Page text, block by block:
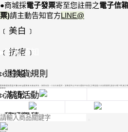
●商城採電子發票寄至您註冊之電子信箱
票)請主動告知官方LINE@
﹝美白﹞
﹝抗痘﹞
﹝修復﹞
﹝抗敏﹞
﹝面膜﹞
▸流程須知
▸如何付款
▸交易密碼
▸儲值專案
▹退換貨規則
▹滿額活動
▹積分累積
匯款後通知微晶生醫LINE@匯款末五碼及姓名，安排出貨。三日內未提供，該款項充公不另行通知不出貨,訂單超過三日自動關閉,請自行補下單,無訂單
新鮮貨